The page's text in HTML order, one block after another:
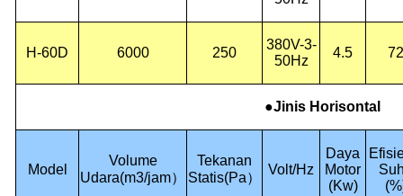
H-60D 6000 250
380V-3-
50Hz
4.5 72
●Jinis Horisontal
Model
Volume
Udara(m3/jam）
Tekanan
Statis(Pa）
Volt/Hz
Daya
Motor
(Kw)